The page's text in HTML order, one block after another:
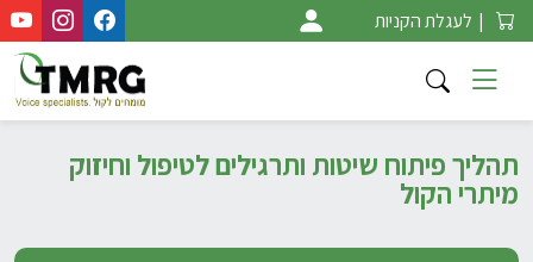
Skip
to
content
| לעגלת הקניות
תהליך פיתוח שיטות ותרגילים לטיפול וחיזוק
מיתרי הקול